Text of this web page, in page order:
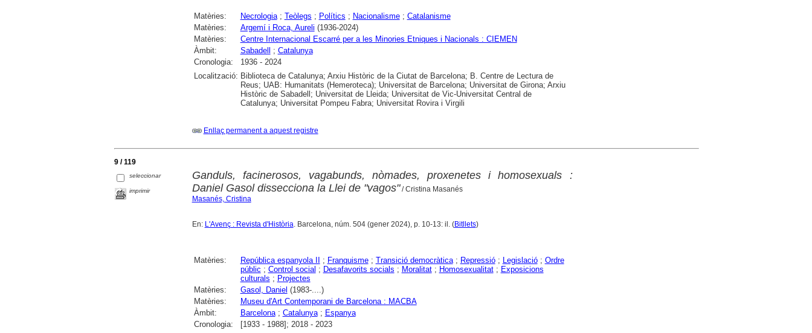
Matèries: Necrologia; Teòlegs ; Polítics ; Nacionalisme; Catalanisme
Matèries:
Argemí i Roca, Aureli (1936-2024)
Matèries:
Centre Internacional Escarré per a les Minories Etniques i Nacionals : CIEMEN
Àmbit:
Sabadell ; Catalunya
Cronologia:
1936 - 2024
Localització: Biblioteca de Catalunya; Arxiu Històric de la Ciutat de Barcelona; B. Centre de Lectura de
Reus; UAB: Humanitats (Hemeroteca); Universitat de Barcelona; Universitat de Girona; Arxiu
Històric de Sabadell; Universitat de Lleida; Universitat de Vic-Universitat Central de
Catalunya; Universitat Pompeu Fabra; Universitat Rovira i Virgili
Enllaç permanent a aquest registre
9 / 119
seleccionar
imprimir
Ganduls, facinerosos, vagabunds, nòmades, proxenetes i homosexuals :
Daniel Gasol dissecciona la Llei de "vagos"/ Cristina Masanés
Masanés, Cristina
En: L'Avenç : Revista d'Història. Barcelona, núm. 504 (gener 2024), p. 10-13: il. (Bitllets)
Matèries: República espanyola II ; Franquisme; Transició democràtica; Repressió; Legislació; Ordre
públic ; Control social ; Desafavorits socials ; Moralitat; Homosexualitat; Exposicions
culturals ; Projectes
Matèries:
Gasol, Daniel (1983-....)
Matèries:
Museu d'Art Contemporani de Barcelona : MACBA
Àmbit:
Barcelona; Catalunya; Espanya
Cronologia:
[1933 - 1988]; 2018 - 2023